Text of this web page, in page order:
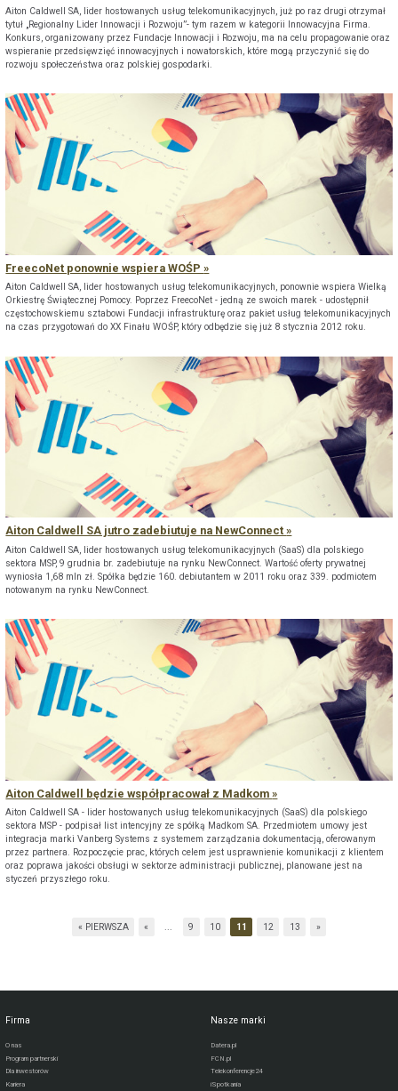
Aiton Caldwell SA, lider hostowanych usług telekomunikacyjnych, już po raz drugi otrzymał
tytuł „Regionalny Lider Innowacji i Rozwoju”- tym razem w kategorii Innowacyjna Firma.
Konkurs, organizowany przez Fundacje Innowacji i Rozwoju, ma na celu propagowanie oraz
wspieranie przedsięwzięć innowacyjnych i nowatorskich, które mogą przyczynić się do
rozwoju społeczeństwa oraz polskiej gospodarki.
FreecoNet ponownie wspiera WOŚP
Aiton Caldwell SA, lider hostowanych usług telekomunikacyjnych, ponownie wspiera Wielką
Orkiestrę Świątecznej Pomocy. Poprzez FreecoNet - jedną ze swoich marek - udostępnił
częstochowskiemu sztabowi Fundacji infrastrukturę oraz pakiet usług telekomunikacyjnych
na czas przygotowań do XX Finału WOŚP, który odbędzie się już 8 stycznia 2012 roku.
Aiton Caldwell SA jutro zadebiutuje na NewConnect
Aiton Caldwell SA, lider hostowanych usług telekomunikacyjnych (SaaS) dla polskiego
sektora MSP, 9 grudnia br. zadebiutuje na rynku NewConnect. Wartość oferty prywatnej
wyniosła 1,68 mln zł. Spółka będzie 160. debiutantem w 2011 roku oraz 339. podmiotem
notowanym na rynku NewConnect.
Aiton Caldwell będzie współpracował z Madkom
Aiton Caldwell SA - lider hostowanych usług telekomunikacyjnych (SaaS) dla polskiego
sektora MSP - podpisał list intencyjny ze spółką Madkom SA. Przedmiotem umowy jest
integracja marki Vanberg Systems z systemem zarządzania dokumentacją, oferowanym
przez partnera. Rozpoczęcie prac, których celem jest usprawnienie komunikacji z klientem
oraz poprawa jakości obsługi w sektorze administracji publicznej, planowane jest na
styczeń przyszłego roku.
« PIERWSZA « ... 9 10 11 12 13 »
Firma
O nas
Program partnerski
Dla inwestorów
Kariera
Nasze marki
Datera.pl
FCN.pl
Telekonferencje24
iSpotkania